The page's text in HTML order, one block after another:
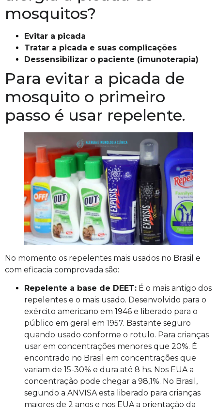
mosquitos?
Evitar a picada
Tratar a picada e suas complicações
Dessensibilizar o paciente (imunoterapia)
Para evitar a picada de
mosquito o primeiro
passo é usar repelente.
No momento os repelentes mais usados no Brasil e
com eficacia comprovada são:
Repelente a base de DEET: É o mais antigo dos
repelentes e o mais usado. Desenvolvido para o
exército americano em 1946 e liberado para o
público em geral em 1957. Bastante seguro
quando usado conforme o rotulo. Para crianças
usar em concentrações menores que 20%. É
encontrado no Brasil em concentrações que
variam de 15-30% e dura até 8 hs. Nos EUA a
concentração pode chegar a 98,1%. No Brasil,
segundo a ANVISA esta liberado para crianças
maiores de 2 anos e nos EUAa orientação da